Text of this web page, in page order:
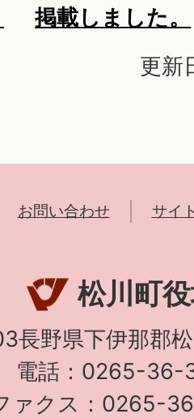
掲載しました。
更新
お問い合わせ サイ
松川町
長野県下伊那郡
電話：0265-36-
ァクス：0265-